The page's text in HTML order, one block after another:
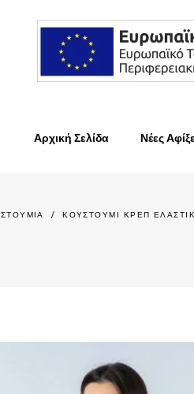
Αρχική Σελίδα Νέες
/ΚΟΥΣΤΟΥΜΙ ΚΡΕΠ